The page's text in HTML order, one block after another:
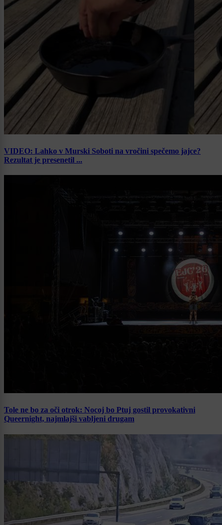
VIDEO: Lahko v Murski Soboti na vročini spečemo jajce?
Rezultat je presenetil ...
Tole ne bo za oči otrok: Nocoj bo Ptuj gostil provokativni
Queernight, najmlajši vabljeni drugam